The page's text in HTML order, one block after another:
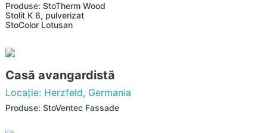
Produse: StoTherm Wood
Stolit K 6, pulverizat
StoColor Lotusan
Casă avangardistă
Locaţie: Herzfeld, Germania
Produse: StoVentec Fassade